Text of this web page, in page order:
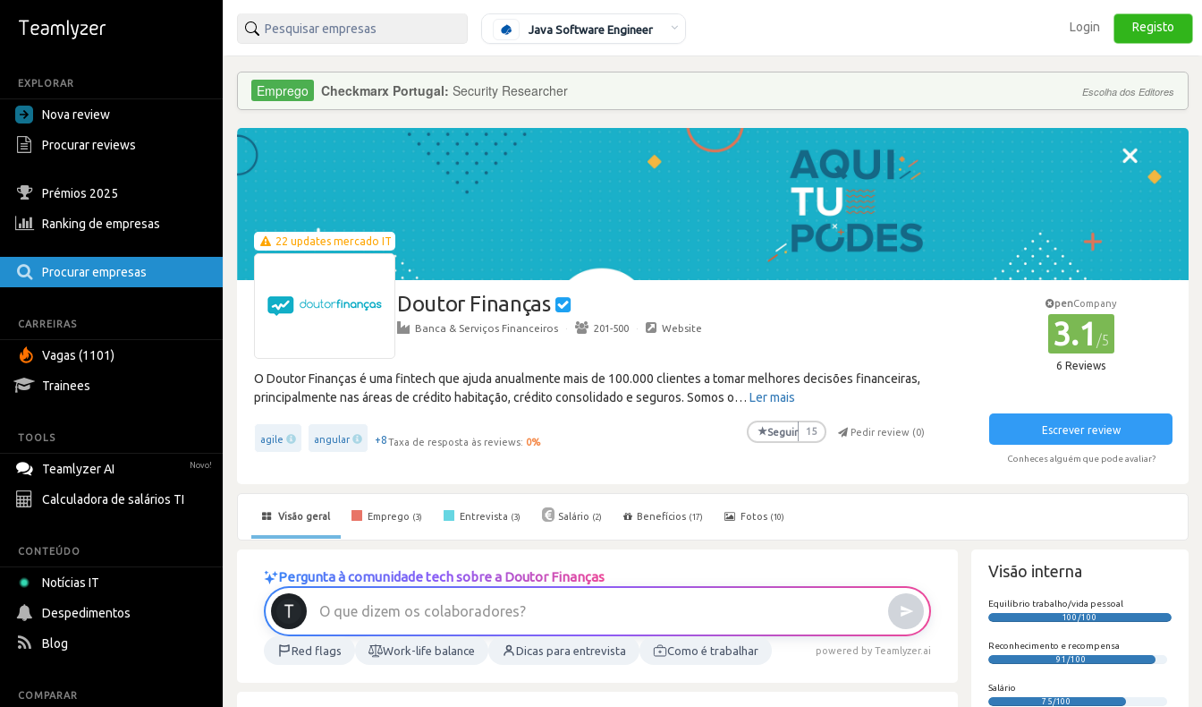
EXPLORAR
Nova review
Procurar reviews
Prémios 2025
Ranking de empresas
Procurar empresas
CARREIRAS
Vagas (1101)
Trainees
TOOLS
Teamlyzer AI Novo!
Calculadora de salários TI
CONTEÚDO
Notícias IT
Despedimentos
Blog
COMPARAR
Java Software Engineer Login Registo
Checkmarx Portugal: Security Researcher Escolha dos Editores
22 updates mercado IT
Doutor Finanças
Banca & Serviços Financeiros · 201-500 · Website
O Doutor Finanças é uma fintech que ajuda anualmente mais de 100.000 clientes a tomar melhores decisões financeiras,
principalmente nas áreas de crédito habitação, crédito consolidado e seguros. Somos o… Ler mais
agile angular +8Taxa de resposta às reviews: 0%
★Seguir 15 Pedir review (0)
penCompany
3.1 /5
6 Reviews
Escrever review
Conheces alguém que pode avaliar?
Visão geral Emprego (3) Entrevista (3) Salário (2) Benefícios (17) Fotos (10)
Pergunta à comunidade tech sobre a Doutor Finanças
O que d izem os colabora dore
Red flags Work-life balance Dicas para entrevista Como é trabalhar powered by Teamlyzer.ai
Visão interna
Equilíbrio trabalho/vida pessoal
100/100
Reconhecimento e recompensa
91/100
Salário
75/100